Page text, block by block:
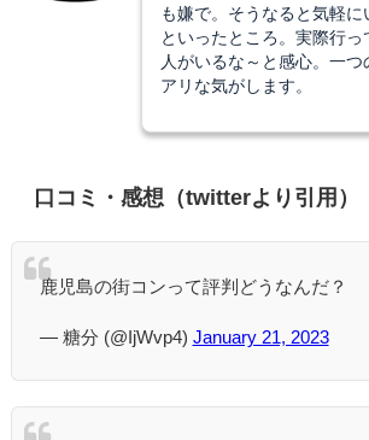
も嫌で。そうなると気軽に
といったところ。実際行っ
人がいるな～と感心。一
アリな気がします。
口コミ・感想（twitterより引用）
鹿児島の街コンって評判どうなんだ？
— 糖分 (@IjWvp4) January 21, 2023